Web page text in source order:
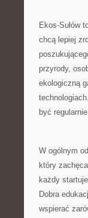
Ekos-Sułów
chcą lepiej
przyrody,
ekologiczną
być
W ogólnym
który
każdy
Dobra
wspierać